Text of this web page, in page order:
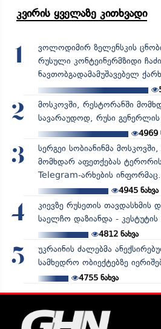
კვირის ყველაზე კითხვადი
1
ვოლოდიმირ ზელენსკის
რუსული კონტეინერმზიდი
ნავთობგადამამუშავებელ
2
მოსკოვში, რესტორანში
სავარაუდოდ, რუსი
4969
3
სერგეი სობიანინმა
მომხდარ აფეთქებას
Telegram-არხების
4945ნახვა
4
კიევზე რუსეთის თავდასხმის
საელჩო დაზიანდა - კესტუტის
4812ნახვა
5
უკრაინის ძალებმა
სამხედრო ობიექტებზე
4755ნახვა